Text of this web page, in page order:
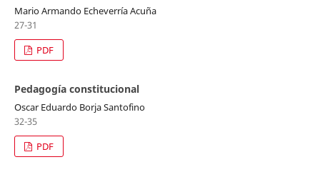
Mario Armando Echeverría Acuña
27-31
PDF
Pedagogía constitucional
Oscar Eduardo Borja Santofino
32-35
PDF